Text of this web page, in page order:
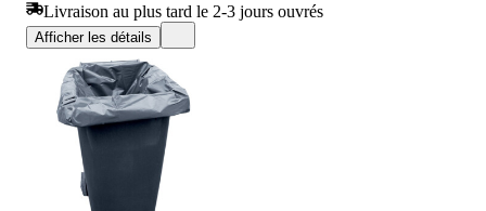
Livraison au plus tard le 2-3 jours ouvrés
Afficher les détails